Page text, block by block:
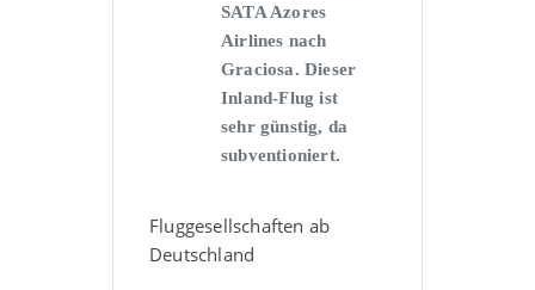
SATA Azores
Airlines nach
Graciosa. Dieser
Inland-Flug ist
sehr günstig, da
subventioniert.
Fluggesellschaften ab
Deutschland